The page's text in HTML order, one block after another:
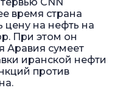
время страна
цену на нефть на
При этом он
Аравия сумеет
иранской нефти
против